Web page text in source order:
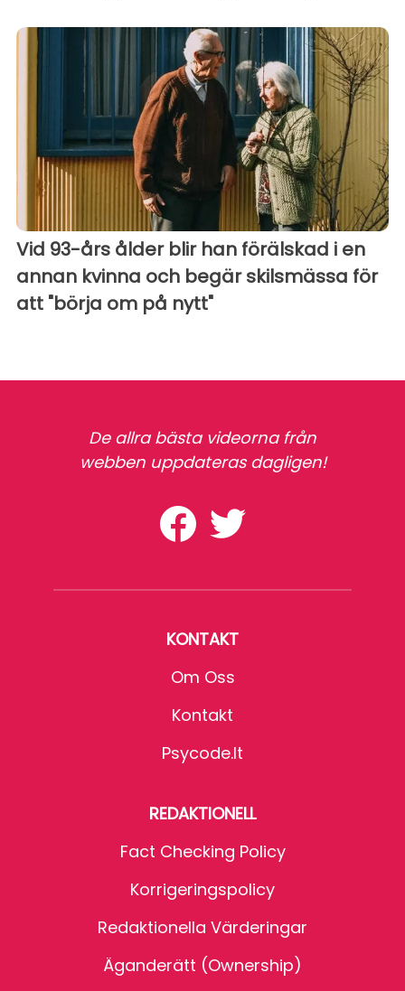
Vid 93-års ålder blir han förälskad i en
annan kvinna och begär skilsmässa för
att "börja om på nytt"
De allra bästa videorna från
webben uppdateras dagligen!
KONTAKT
Om Oss
Kontakt
Psycode.it
REDAKTIONELL
Fact Checking Policy
Korrigeringspolicy
Redaktionella Värderingar
Äganderätt (Ownership)